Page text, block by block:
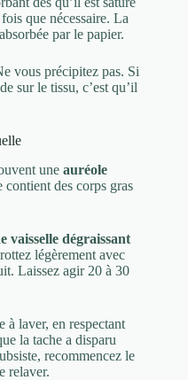
que nécessaire. La
par le papier.
vous précipitez pas. Si
sur le tissu, c’est qu’il
une auréole
contient des corps gras
vaisselle dégraissant
légèrement avec
Laissez agir 20 à 30
à laver, en respectant
la tache a disparu
recommencez le
relaver.